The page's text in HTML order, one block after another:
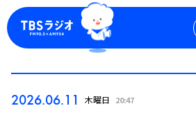
2026.06.11 木曜日 20:47